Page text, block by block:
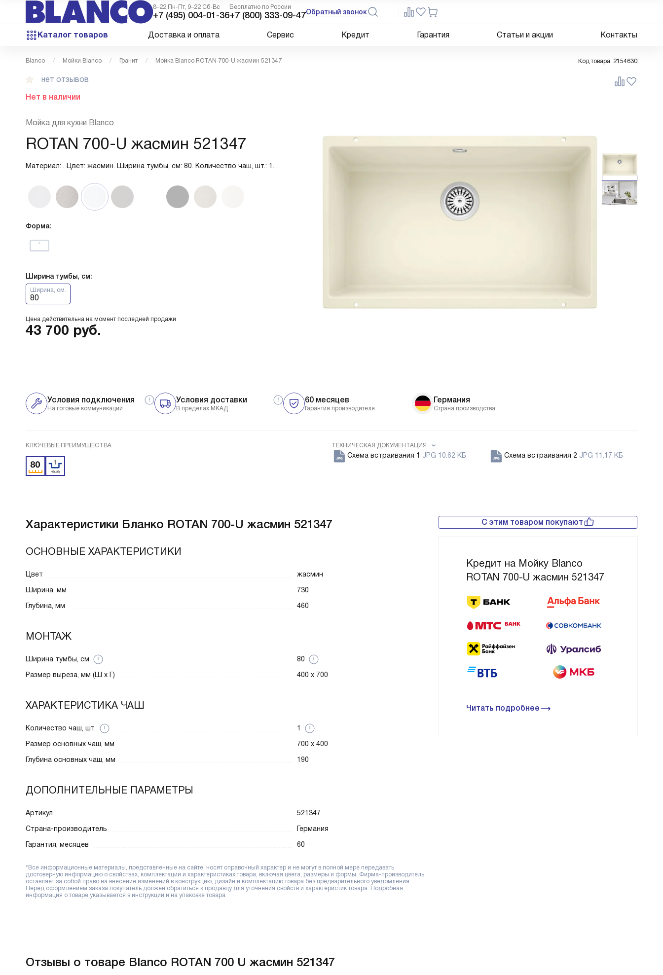
8–22 Пн-Пт, 9–22 Сб-Вс
+7 (495) 004-01-36
Бесплатно по России
+7 (800) 333-09-47Обратный звонок
Каталог товаров Доставка и оплата Сервис Кредит Гарантия Статьи и акции Контакты
Blanco Мойки Blanco Гранит Мойка Blanco ROTAN 700-U жасмин 521347 Код товара: 2154630
нет отзывов
Нет в наличии
Мойка для кухни Blanco
ROTAN 700-U жасмин 521347
Материал: . Цвет: жасмин. Ширина тумбы, см: 80. Количество чаш, шт.: 1.
Форма:
Ширина тумбы, см:
Ширина, см.
80
Цена действительна на момент последней продажи
43 700 руб.
Условия доставки
В пределах МКАД
60 месяцев
Гарантия производителя
Условия подключения
На готовые коммуникации
Германия
Страна производства
КЛЮЧЕВЫЕ ПРЕИМУЩЕСТВА ТЕХНИЧЕСКАЯ ДОКУМЕНТАЦИЯ
Схема встраивания 1 JPG 10.62 КБ Схема встраивания 2 JPG 11.17 КБ
С этим товаром покупают
Кредит на Мойку Blanco
ROTAN 700-U жасмин 521347
Читать подробнее
Характеристики Бланко ROTAN 700-U жасмин 521347
ОСНОВНЫЕ ХАРАКТЕРИСТИКИ
Цвет
жасмин
Ширина, мм
730
Глубина, мм
460
МОНТАЖ
Ширина тумбы, см
80
Размер выреза, мм (Ш x Г)
400 x 700
ХАРАКТЕРИСТИКА ЧАШ
Количество чаш, шт.
1
Размер основных чаш, мм
700 x 400
Глубина основных чаш, мм
190
ДОПОЛНИТЕЛЬНЫЕ ПАРАМЕТРЫ
Артикул
521347
Страна-производитель
Германия
Гарантия, месяцев
60
*Все информационные материалы, представленные на сайте, носят справочный характер и не могут в полной мере передавать
достоверную информацию о свойствах, комплектации и характеристиках товара, включая цвета, размеры и формы. Фирма-производитель
оставляет за собой право на внесение изменений в конструкцию, дизайн и комплектацию товара без предварительного уведомления.
Перед оформлением заказа покупатель должен обратиться к продавцу для уточнения свойств и характеристик товара. Подробная
информация о товаре указывается в инструкции и на упаковке товара.
Отзывы о товаре Blanco ROTAN 700 U жасмин 521347